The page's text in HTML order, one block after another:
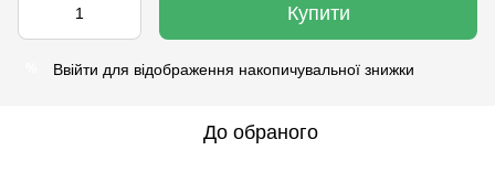
Купити
Ввійти для відображення накопичувальної знижки
До обраного